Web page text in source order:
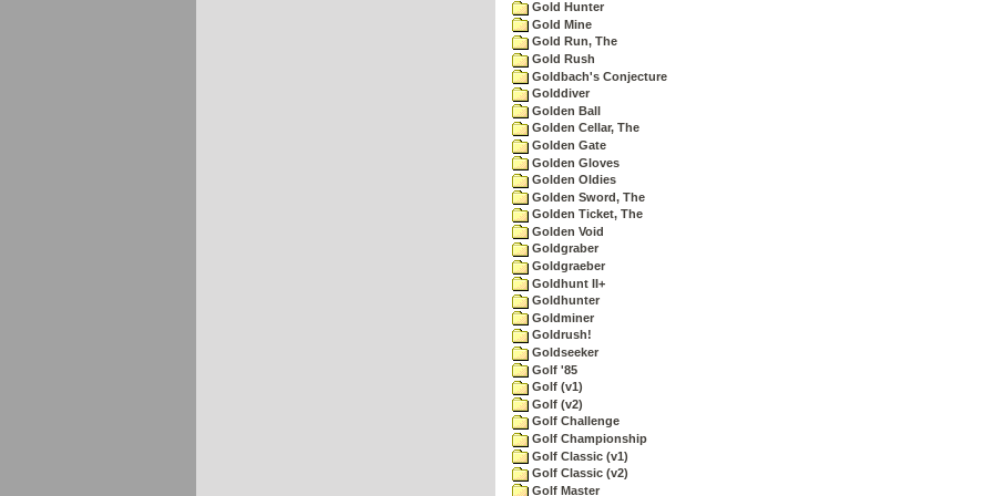
Gold Hunter
Gold Mine
Gold Run, The
Gold Rush
Goldbach's Conjecture
Golddiver
Golden Ball
Golden Cellar, The
Golden Gate
Golden Gloves
Golden Oldies
Golden Sword, The
Golden Ticket, The
Golden Void
Goldgraber
Goldgraeber
Goldhunt II+
Goldhunter
Goldminer
Goldrush!
Goldseeker
Golf '85
Golf (v1)
Golf (v2)
Golf Challenge
Golf Championship
Golf Classic (v1)
Golf Classic (v2)
Golf Master